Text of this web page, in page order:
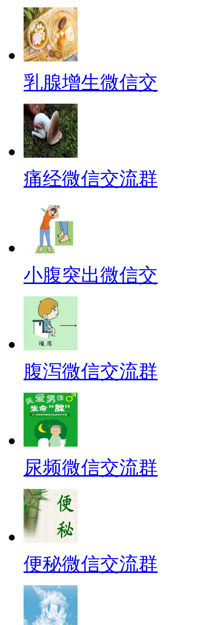
乳腺增生微信交
痛经微信交流群
小腹突出微信交
腹泻微信交流群
尿频微信交流群
便秘微信交流群